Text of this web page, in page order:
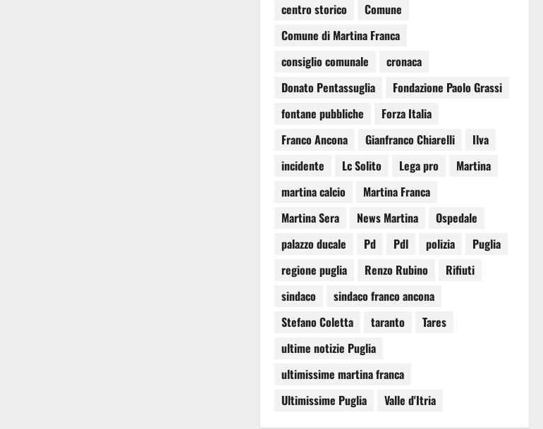
centro storico
Comune
Comune di Martina Franca
consiglio comunale
cronaca
Donato Pentassuglia
Fondazione Paolo Grassi
fontane pubbliche
Forza Italia
Franco Ancona
Gianfranco Chiarelli
Ilva
incidente
Lc Solito Lega pro
Martina
martina calcio
Martina Franca
Martina Sera
News Martina
Ospedale
palazzo ducale
Pd Pdl polizia
Puglia
regione puglia
Renzo Rubino
Rifiuti
sindaco
sindaco franco ancona
Stefano Coletta
taranto
Tares
ultime notizie Puglia
ultimissime martina franca
Ultimissime Puglia
Valle d'Itria